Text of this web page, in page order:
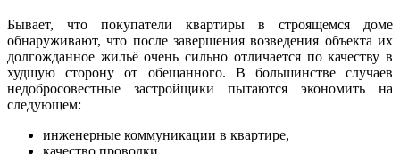
Бывает, что покупатели квартиры в строящемся доме
обнаруживают, что после завершения возведения объекта их
долгожданное жильё очень сильно отличается по качеству в
худшую сторону от обещанного. В большинстве случаев
недобросовестные застройщики пытаются экономить на
следующем:
инженерные коммуникации в квартире,
качество проводки,